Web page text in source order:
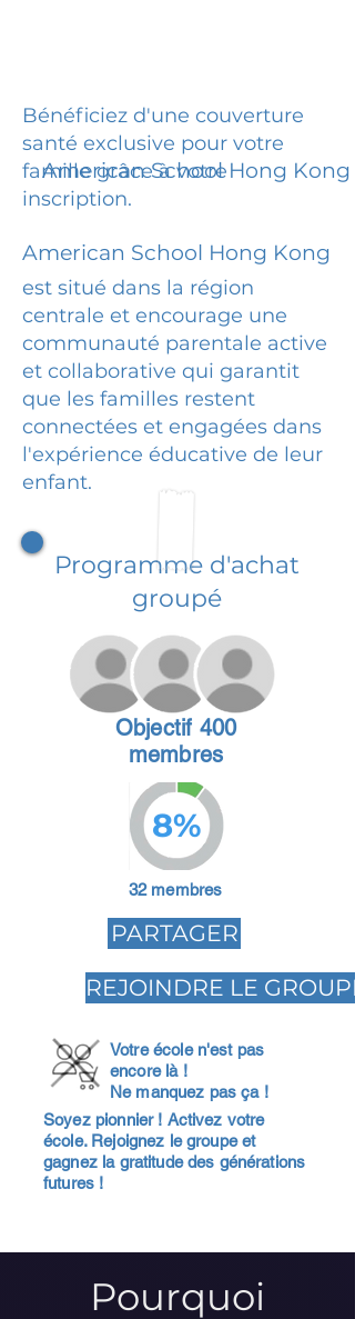
Bénéficiez d'une couverture
santé exclusive pour votre
famille grâce à votre
inscription.
American School Hong Kong
American School Hong Kong
est situé dans la région
centrale et encourage une
communauté parentale active
et collaborative qui garantit
que les familles restent
connectées et engagées dans
l'expérience éducative de leur
enfant.
Programme d'achat
groupé
Objectif 400
membres
8%
32 membres
PARTAGER
REJOINDRE LE GROUPE
Votre école n'est pas
encore là !
Ne manquez pas ça !
Soyez pionnier ! Activez votre
école. Rejoignez le groupe et
gagnez la gratitude des générations
futures !
Pourquoi